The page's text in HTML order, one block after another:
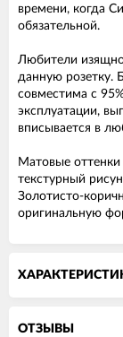
времени, когда
обязательной.
Любители
данную розетку.
совместима с
эксплуатации,
вписывается в
Матовые оттенки
текстурный
Золотисто-
оригинальную
ОТЗЫВЫ